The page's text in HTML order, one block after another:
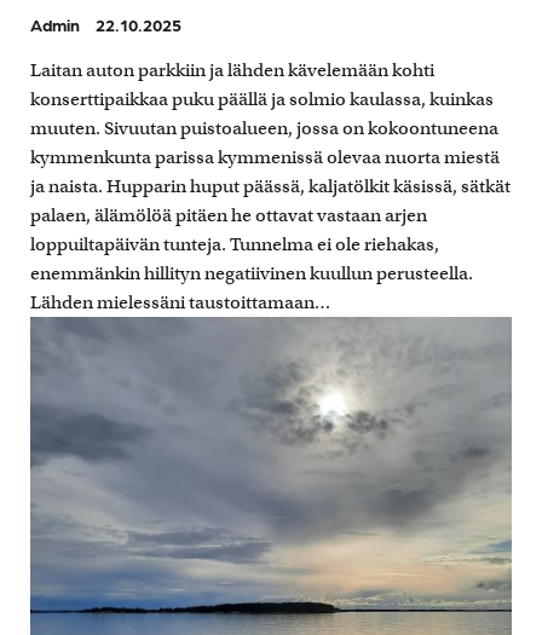
Admin 22.10.2025
Laitan auton parkkiin ja lähden kävelemään kohti
konserttipaikkaa puku päällä ja solmio kaulassa, kuinkas
muuten. Sivuutan puistoalueen, jossa on kokoontuneena
kymmenkunta parissa kymmenissä olevaa nuorta miestä
ja naista. Hupparin huput päässä, kaljatölkit käsissä, sätkät
palaen, älämölöä pitäen he ottavat vastaan arjen
loppuiltapäivän tunteja. Tunnelma ei ole riehakas,
enemmänkin hillityn negatiivinen kuullun perusteella.
Lähden mielessäni taustoittamaan…